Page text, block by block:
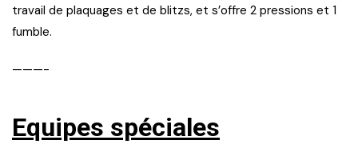
travail de plaquages et de blitzs, et s’offre 2 pressions et 1
fumble.
———-
Equipes spéciales